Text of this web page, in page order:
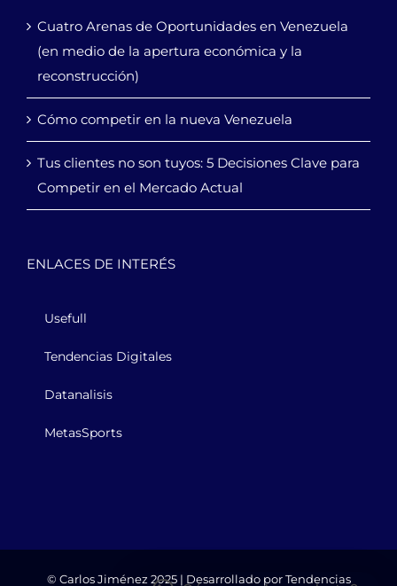
Cuatro Arenas de Oportunidades en Venezuela
(en medio de la apertura económica y la
reconstrucción)
Cómo competir en la nueva Venezuela
Tus clientes no son tuyos: 5 Decisiones Clave para
Competir en el Mercado Actual
ENLACES DE INTERÉS
Usefull
Tendencias Digitales
Datanalisis
MetasSports
© Carlos Jiménez 2025 | Desarrollado porTendencias